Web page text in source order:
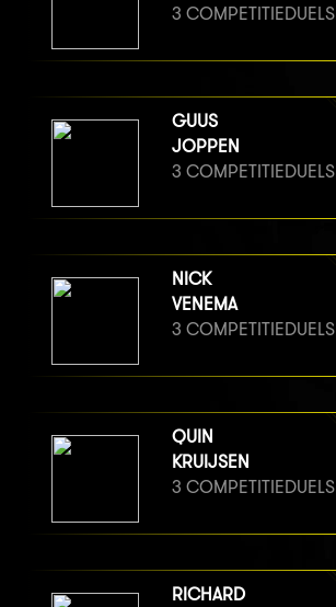
3 COMPETITIEDUELS
GUUS
JOPPEN
3 COMPETITIEDUELS
NICK
VENEMA
3 COMPETITIEDUELS
QUIN
KRUIJSEN
3 COMPETITIEDUELS
RICHARD